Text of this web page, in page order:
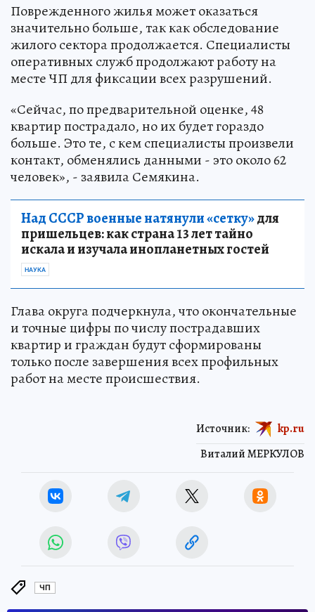
Поврежденного жилья может оказаться
значительно больше, так как обследование
жилого сектора продолжается. Специалисты
оперативных служб продолжают работу на
месте ЧП для фиксации всех разрушений.
«Сейчас, по предварительной оценке, 48
квартир пострадало, но их будет гораздо
больше. Это те, с кем специалисты произвели
контакт, обменялись данными - это около 62
человек», - заявила Семякина.
Над СССР военные натянули «сетку»для
пришельцев: как страна 13 лет тайно
искала и изучала инопланетных гостей
НАУКА
Глава округа подчеркнула, что окончательные
и точные цифры по числу пострадавших
квартир и граждан будут сформированы
только после завершения всех профильных
работ на месте происшествия.
Виталий МЕРКУЛОВ
Источник: kp.ru
ЧП